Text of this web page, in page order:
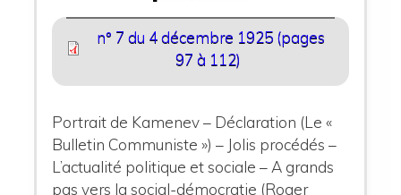
n° 7 du 4 décembre 1925 (pages
97 à 112)
Portrait de Kamenev – Déclaration (Le «
Bulletin Communiste ») – Jolis procédés –
L’actualité politique et sociale – A grands
pas vers la social-démocratie (Roger